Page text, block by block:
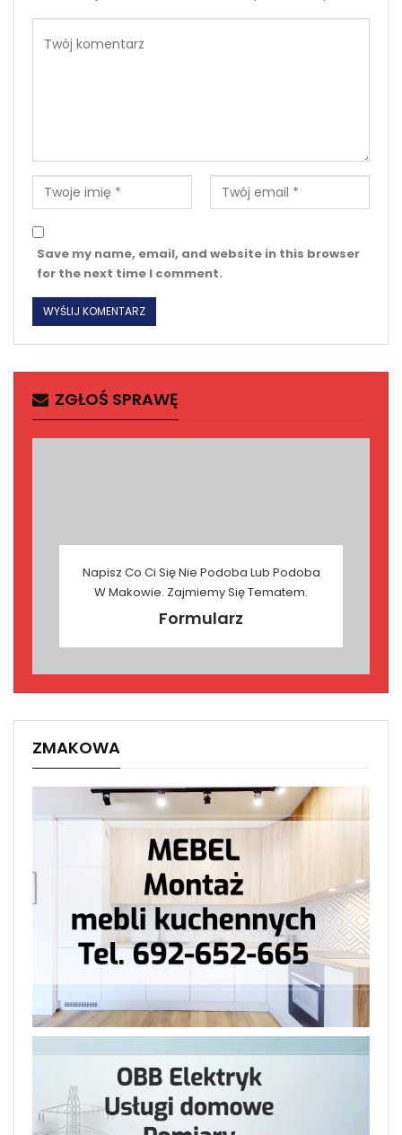
Save my name, email, and website in this browser
for the next time I comment.
ZGŁOŚ SPRAWĘ
Napisz Co Ci Się Nie Podoba Lub Podoba
W Makowie. Zajmiemy Się Tematem.
Formularz
ZMAKOWA